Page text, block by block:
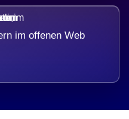
im offenen Web